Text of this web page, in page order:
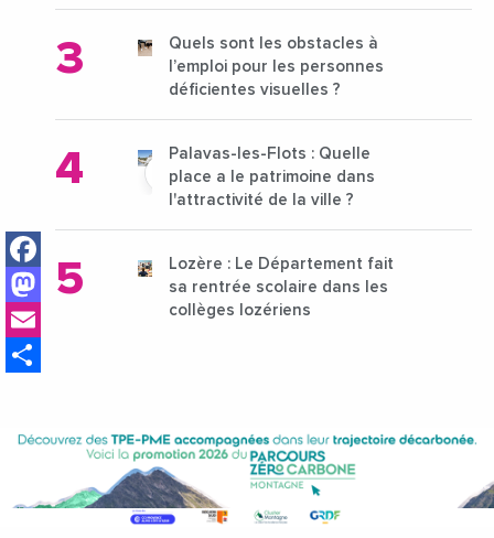
Facebook
Mastodon
Quels sont les obstacles à
l’emploi pour les personnes
déficientes visuelles ?
Palavas-les-Flots : Quelle
place a le patrimoine dans
l'attractivité de la ville ?
Lozère : Le Département fait
sa rentrée scolaire dans les
collèges lozériens